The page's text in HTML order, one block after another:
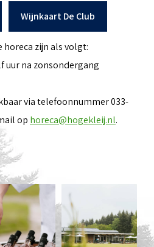
Wijnkaart De Club
horeca zijn als volgt:
uur na zonsondergang
via telefoonnummer 033-
op horeca@hogekleij.nl.